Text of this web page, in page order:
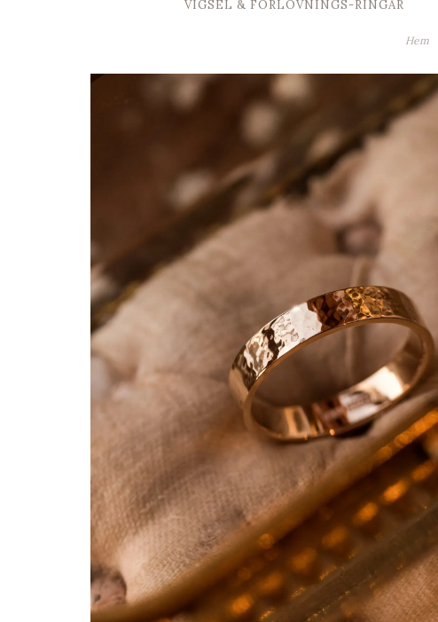
VIGSEL & FÖRLOVNINGS-RINGAR
Hem